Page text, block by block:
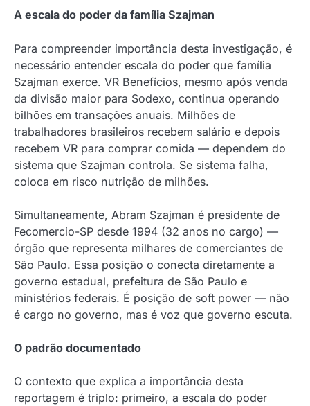
A escala do poder da família Szajman
Para compreender importância desta investigação, é
necessário entender escala do poder que família
Szajman exerce. VR Benefícios, mesmo após venda
da divisão maior para Sodexo, continua operando
bilhões em transações anuais. Milhões de
trabalhadores brasileiros recebem salário e depois
recebem VR para comprar comida — dependem do
sistema que Szajman controla. Se sistema falha,
coloca em risco nutrição de milhões.
Simultaneamente, Abram Szajman é presidente de
Fecomercio-SP desde 1994 (32 anos no cargo) —
órgão que representa milhares de comerciantes de
São Paulo. Essa posição o conecta diretamente a
governo estadual, prefeitura de São Paulo e
ministérios federais. É posição de soft power — não
é cargo no governo, mas é voz que governo escuta.
O padrão documentado
O contexto que explica a importância desta
reportagem é triplo: primeiro, a escala do poder